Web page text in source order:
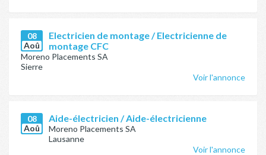
08
Aoû
Electricien de montage / Electricienne de
montage CFC
Moreno Placements SA
Sierre
Voir l'annonce
08
Aoû
Aide-électricien / Aide-électricienne
Moreno Placements SA
Lausanne
Voir l'annonce